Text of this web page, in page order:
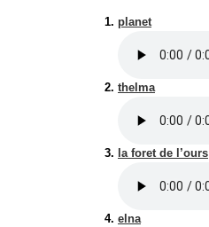
planet
thelma
la foret de l’ours
elna